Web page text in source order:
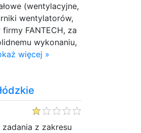
(wentylacyjne,
wentylatorów,
FANTECH, za
wykonaniu,
więcej »
zadania z zakresu